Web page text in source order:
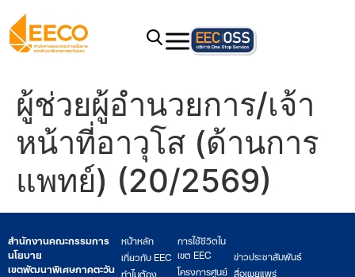
ผู้ช่วยผู้อำนวยการ/เจ้า
หน้าที่อาวุโส (ด้านการ
แพทย์) (20/2569)
สำนักงานคณะกรรมการ
นโยบาย
เขตพัฒนาพิเศษภาคตะวัน
หน้าหลัก
เกี่ยวกับ EEC
ทำไมต้อง
การใช้ชีวิตใน
เขต EEC
โครงการศูนย์
ข่าวประชาสัมพันธ์
สื่อเผยแพร่